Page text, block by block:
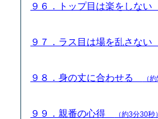
９６．トップ目は楽をしない
９７．ラス目は場を乱さない
９８．身の丈に合わせる （
９９．親番の心得 （約3分30秒）